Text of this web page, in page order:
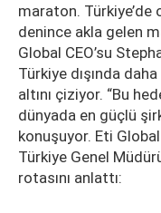
maraton.
denince akla gelen
Global CEO’su
Türkiye dışında
altını çiziyor. “Bu
dünyada en güçlü
konuşuyor. Eti
Türkiye Genel
rotasını anlattı: